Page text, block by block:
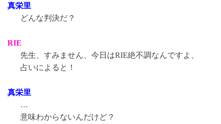
真栄里
どんな判決だ？
RIE
先生、すみません、今日はRIE絶不調なんですよ、
占いによると！
真栄里
…
意味わからないんだけど？